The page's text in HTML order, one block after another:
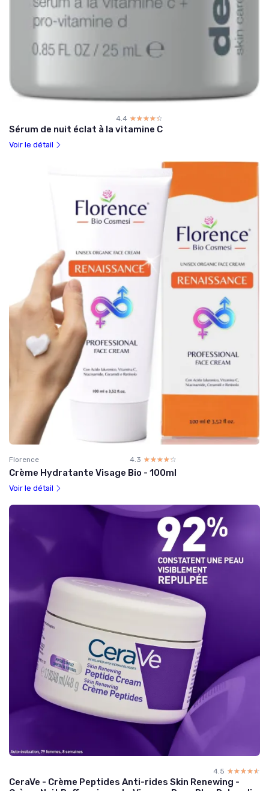
4.4 ☆☆☆☆☆
★★★★★
Sérum de nuit éclat à la vitamine C
Voir le détail
Florence 4.3 ☆☆☆☆☆
★★★★★
Crème Hydratante Visage Bio - 100ml
Voir le détail
4.5 ☆☆☆☆☆
★★★★★
CeraVe - Crème Peptides Anti-rides Skin Renewing -